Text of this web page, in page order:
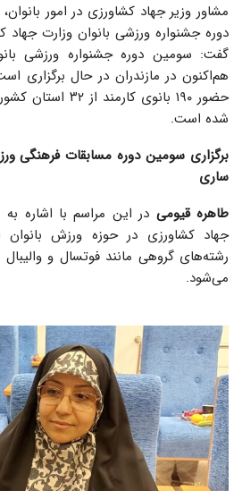
مشاور وزیر جهاد کشاورزی در امور
دوره جشنواره ورزشی بانوان وزارت جهاد
گفت: سومین دوره جشنواره ورزشی
هم‌اکنون در مازندران در حال برگزاری
حضور ۱۹۰ بانوی
شده است.
برگزاری سومین دوره مسابقات فرهنگی‌
ساری
طاهره قیومی در این مراسم با اشاره
جهاد کشاورزی در حوزه ورزش بانوان
رشته‌های گروهی مانند فوتسال و والیبال
می‌شود.